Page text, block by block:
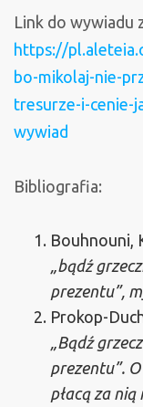
Link do wywiadu
https://
bo-mikolaj-nie-
tresurze-i-cenie-
wywiad
Bibliografia:
Bouhnouni,
„bądź
prezentu”,
Prokop-
„Bądź
prezentu”.
płacą za nią